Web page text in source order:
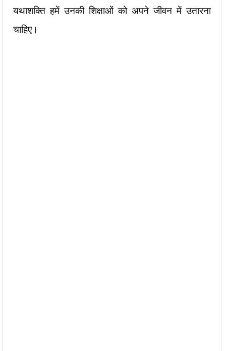
यथाशक्ति हमें उनकी शिक्षाओं को अपने जीवन में उतारना
चाहिए।